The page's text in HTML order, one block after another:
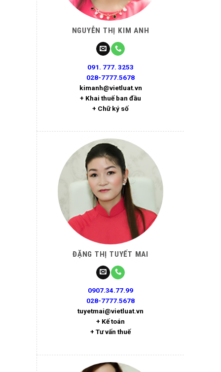
NGUYỄN THỊ KIM ANH
091. 777. 3253
028-7777.5678
kimanh@vietluat.vn
+ Khai thuế ban đầu
+ Chữ ký số
ĐẶNG THỊ TUYẾT MAI
0907.34.77.99
028-7777.5678
tuyetmai@vietluat.vn
+ Kế toán
+ Tư vấn thuế